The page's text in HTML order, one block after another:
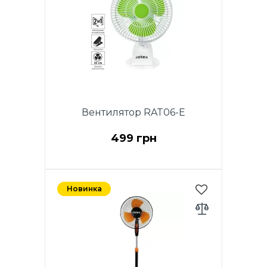
Вентилятор RAT06-E
499 грн
вентилятор настольный и
мобильный, диаметр (8.6") 22
см, 2 скорости.
Новинка